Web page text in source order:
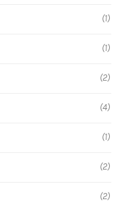
(1)
(1)
(2)
(4)
(1)
(2)
(2)